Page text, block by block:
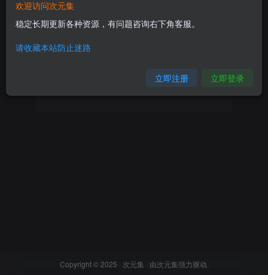
登录密码
记住登录
Copyright © 2025 · 次元集 · 由次元集强力驱动.
欢迎访问次元集
稳定长期更新各种资源，有问题咨询右下角客服。
请收藏本站防止迷路
立即注册 立即登录